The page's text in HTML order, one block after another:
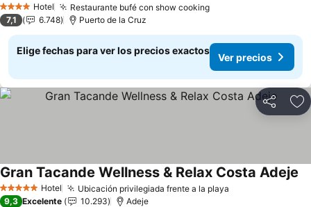
4 EstrellasHotel Restaurante bufé con show cookingVer precios
7,1 6.748 Puerto de la Cruz
Elige fechas para ver los precios exactos
Ver precios
Compartir
5 Estrellas Hotel Ubicación privilegiada frente a la playa
Gran Tacande Wellness & Relax Costa Adeje
9,3 Excelente 10.293 Adeje